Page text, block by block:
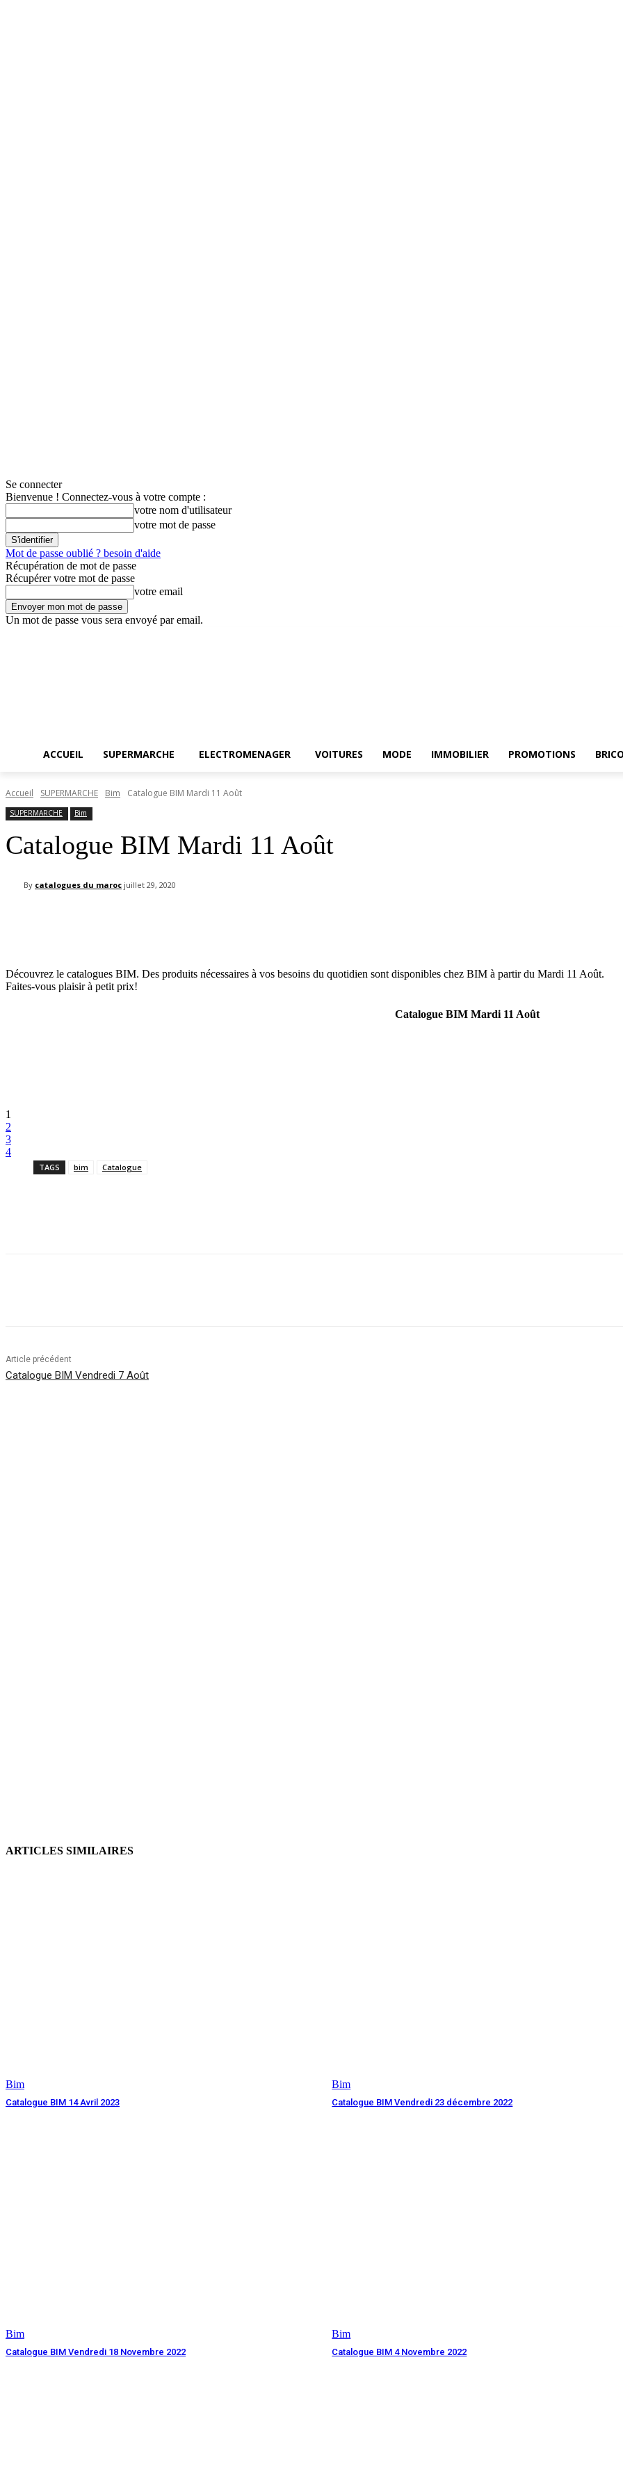
Se connecter
Bienvenue ! Connectez-vous à votre compte :
votre nom d'utilisateur
votre mot de passe
Mot de passe oublié ? besoin d'aide
Récupération de mot de passe
Récupérer votre mot de passe
votre email
Un mot de passe vous sera envoyé par email.
ACCUEIL SUPERMARCHE ELECTROMENAGER VOITURES MODE IMMOBILIER PROMOTIONS
Accueil SUPERMARCHE Bim Catalogue BIM Mardi 11 Août
SUPERMARCHE Bim
Catalogue BIM Mardi 11 Août
By catalogues du maroc juillet 29, 2020
Découvrez le catalogues BIM. Des produits nécessaires à vos besoins du quotidien sont disponibles chez BIM à partir du Mardi 11 Août.
Faites-vous plaisir à petit prix!
Catalogue BIM Mardi 11 Août
1
2
3
4
TAGS bim Catalogue
Article précédent
Catalogue BIM Vendredi 7 Août
ARTICLES SIMILAIRES
Bim
Catalogue BIM 14 Avril 2023
Bim
Catalogue BIM Vendredi 23 décembre 2022
Bim
Catalogue BIM Vendredi 18 Novembre 2022
Bim
Catalogue BIM 4 Novembre 2022